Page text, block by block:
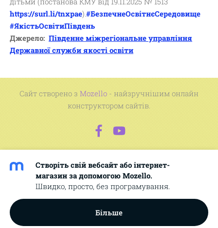
https://surl.li/tnxpae).#БезпечнеОсвітнєСередовище
#ЯкістьОсвітиПівдень
Джерело: Південне міжрегіональне управління
Державної служби якості освіти
Сайт створено з Mozello - найзручнішим онлайн
конструктором сайтів.
Створіть свій вебсайт або інтернет-
магазин за допомогою Mozello.
Швидко, просто, без програмування.
Більше